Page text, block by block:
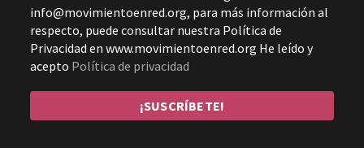
info@movimientoenred.org, para más información al
respecto, puede consultar nuestra Política de
Privacidad en www.movimientoenred.org He leído y
acepto Política de privacidad